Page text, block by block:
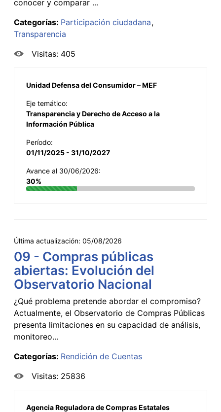
conocer y comparar ...
Categorías: Participación ciudadana
Transparencia
Visitas: 405
Unidad Defensa del Consumidor – MEF
Eje temático:
Transparencia y Derecho de Acceso a la
Información Pública
Período:
01/11/2025 - 31/10/2027
Avance al 30/06/2026:
30%
Última actualización: 05/08/2026
09 - Compras públicas
abiertas: Evolución del
Observatorio Nacional
¿Qué problema pretende abordar el compromiso?
Actualmente, el Observatorio de Compras Públicas
presenta limitaciones en su capacidad de análisis,
monitoreo...
Categorías: Rendición de Cuentas
Visitas: 25836
Agencia Reguladora de Compras Estatales